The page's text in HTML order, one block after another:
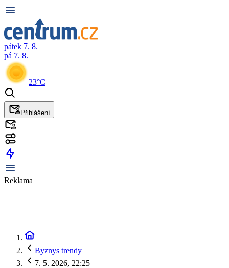
pátek 7. 8.
pá 7. 8.
23°C
Přihlášení
Reklama
Byznys trendy
7. 5. 2026, 22:25